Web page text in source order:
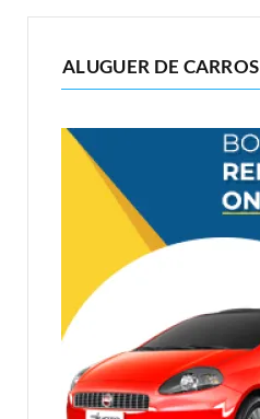
ALUGUER DE CARROS